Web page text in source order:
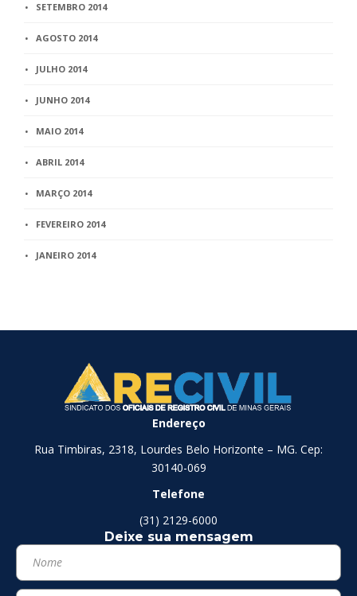
SETEMBRO 2014
AGOSTO 2014
JULHO 2014
JUNHO 2014
MAIO 2014
ABRIL 2014
MARÇO 2014
FEVEREIRO 2014
JANEIRO 2014
Endereço
Rua Timbiras, 2318, Lourdes Belo Horizonte – MG. Cep:
30140-069
Telefone
(31) 2129-6000
Deixe sua mensagem